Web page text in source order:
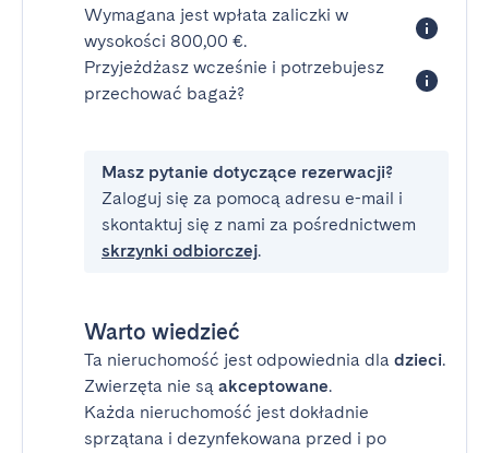
Wymagana jest wpłata zaliczki w
wysokości 800,00 €.
Przyjeżdżasz wcześnie i potrzebujesz
przechować bagaż?
Masz pytanie dotyczące rezerwacji?
Zaloguj się za pomocą adresu e-mail i
skontaktuj się z nami za pośrednictwem
skrzynki odbiorczej.
Warto wiedzieć
Ta nieruchomość jest odpowiednia dla dzieci.
Zwierzęta nie są akceptowane.
Każda nieruchomość jest dokładnie
sprzątana i dezynfekowana przed i po